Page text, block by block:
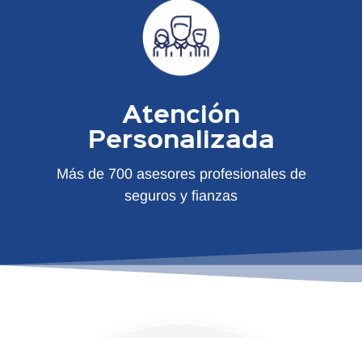
Atención
Personalizada
Más de 700 asesores profesionales de
seguros y fianzas